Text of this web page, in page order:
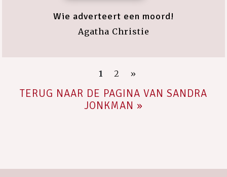
Wie adverteert een moord!
Agatha Christie
1 2 »
TERUG NAAR DE PAGINA VAN SANDRA
JONKMAN »